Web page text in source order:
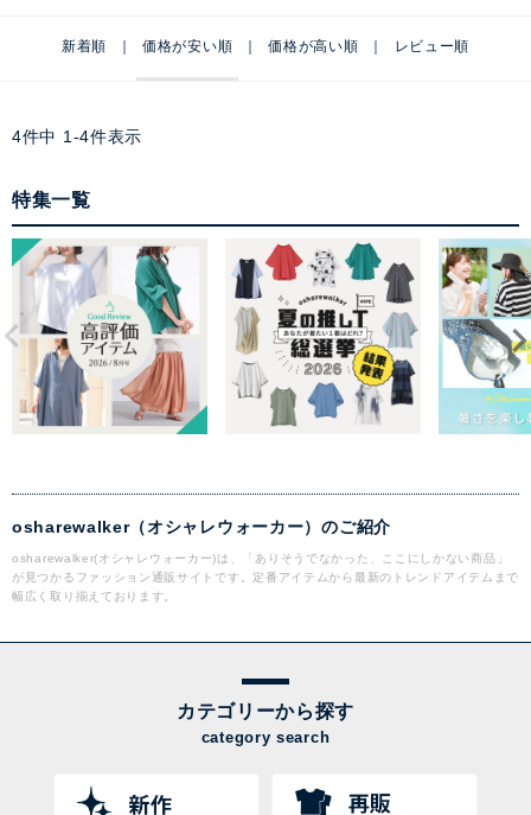
新着順 価格が安い順 価格が高い順 レビュー順
4件中 1 -4件表示
特集一覧
osharewalker（オシャレウォーカー）のご紹介
osharewalker(オシャレウォーカー)は、「ありそうでなかった、ここにしかない商品」
が見つかるファッション通販サイトです。定番アイテムから最新のトレンドアイテムまで
幅広く取り揃えております。
カテゴリーから探す
category search